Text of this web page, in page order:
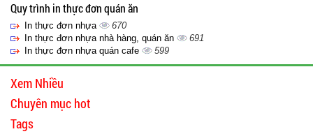
Quy trình in thực đơn quán ăn
In thực đơn nhựa
670
In thực đơn nhựa nhà hàng, quán ăn
691
In thực đơn nhựa quán cafe
599
Xem Nhiều
Chuyên mục hot
Tags